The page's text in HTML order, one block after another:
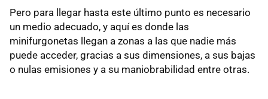
Pero para llegar hasta este último punto es necesario
un medio adecuado, y aquí es donde las
minifurgonetas llegan a zonas a las que nadie más
puede acceder, gracias a sus dimensiones, a sus bajas
o nulas emisiones y a su maniobrabilidad entre otras.